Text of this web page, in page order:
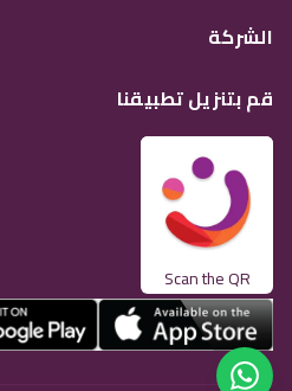
الشركة
قم بتنزيل تطبيقنا
Scan the QR